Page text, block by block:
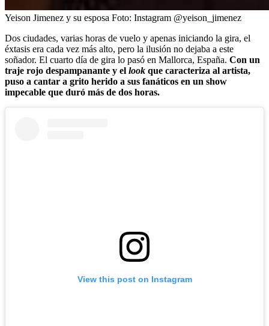
Yeison Jimenez y su esposa Foto: Instagram @yeison_jimenez
Dos ciudades, varias horas de vuelo y apenas iniciando la gira, el
éxtasis era cada vez más alto, pero la ilusión no dejaba a este
soñador. El cuarto día de gira lo pasó en Mallorca, España. Con un
traje rojo despampanante y el look que caracteriza al artista,
puso a cantar a grito herido a sus fanáticos en un show
impecable que duró más de dos horas.
View this post on Instagram